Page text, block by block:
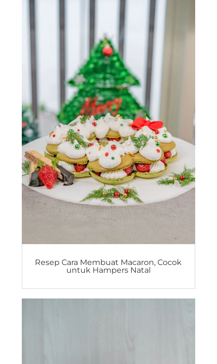
Resep Cara Membuat Macaron, Cocok
untuk Hampers Natal